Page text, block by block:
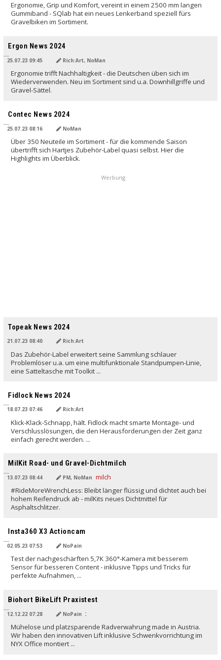
Ergonomie, Grip und Komfort, vereint in einem 2500 mm langen
Gummiband - SQlab hat ein neues Lenkerband speziell fürs
Gravelbiken im Sortiment.
Ergon News 2024
25.07.23 09:45 Rich:Art, NoMan
Ergonomie trifft Nachhaltigkeit - die Deutschen üben sich im
Wiederverwenden. Neu im Sortiment sind u.a. Downhillgriffe und
Gravel-Sättel.
Contec News 2024
25.07.23 08:16 NoMan
Über 350 Neuteile im Sortiment - für die kommende Saison
übertrifft sich Hartjes Zubehör-Label quasi selbst. Hier die
Highlights im Überblick.
Werbung
Topeak News 2024
21.07.23 08:40 Rich:Art
Das Zubehör-Label erweitert seine Sammlung schlauer
Problemlöser u.a. um eine multifunktionale Standpumpen-Linie,
eine Satteltasche mit Toolkit ...
Fidlock News 2024
18.07.23 07:46 Rich:Art
Klick-Klack-Schnapp, hält. Fidlock macht smarte Montage- und
Verschlusslösungen, die den Herausforderungen der Zeit ganz
einfach gerecht werden. ...
MilKit Road- und Gravel-Dichtmilch
13.07.23 08:44 PM, NoMan
#RideMoreWrenchLess: Bleibt länger flüssig und dichtet auch bei
hohem Reifendruck ab - milKits neues Dichtmittel für
Asphaltschlitzer.
Insta360 X3 Actioncam
02.05.23 07:53 NoPain
Test der nachgeschärften 5,7K 360°-Kamera mit besserem
Sensor für besseren Content - inklusive Tipps und Tricks für
perfekte Aufnahmen, ...
Biohort BikeLift Praxistest
12.12.22 07:28 NoPain
Mühelose und platzsparende Radverwahrung made in Austria.
Wir haben den innovativen Lift inklusive Schwenkvorrichtung im
NYX Office montiert ...